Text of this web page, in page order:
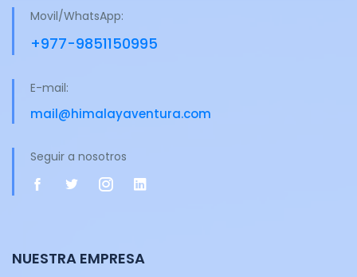
Movil/WhatsApp:
+977-9851150995
E-mail:
mail@himalayaventura.com
Seguir a nosotros
NUESTRA EMPRESA